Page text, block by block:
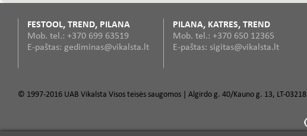
FESTOOL, TREND, PILANA
Mob. tel.: +370 699 63519
E-paštas: gediminas@vikalsta.lt
PILANA, KATRES, TREND
Mob. tel.: +370 650 12365
E-paštas: sigitas@vikalsta.lt
© 1997-2016 UAB Vikalsta Visos teisės saugomos | Algirdo g. 40/Kauno g. 13, LT-